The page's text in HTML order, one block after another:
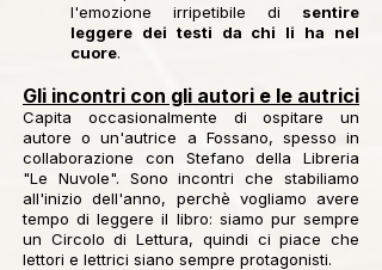
l'emozione irripetibile di sentire
leggere dei testi da chi li ha nel
cuore.
Gli incontri con gli autori e le autrici
Capita occasionalmente di ospitare un
autore o un'autrice a Fossano, spesso in
collaborazione con Stefano della Libreria
"Le Nuvole". Sono incontri che stabiliamo
all'inizio dell'anno, perchè vogliamo avere
tempo di leggere il libro: siamo pur sempre
un Circolo di Lettura, quindi ci piace che
lettori e lettrici siano sempre protagonisti.